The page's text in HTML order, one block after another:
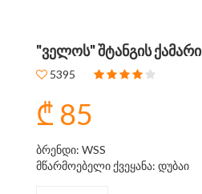
"ᲕᲔᲚᲝᲡ" ᲨᲢᲐᲜᲒᲘᲡ ᲥᲐᲛᲐᲠᲘ
5395
₾ 85
ბრენდი: WSS
მწარმოებელი ქვეყანა: დუბაი